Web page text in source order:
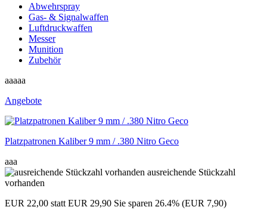
Abwehrspray
Gas- & Signalwaffen
Luftdruckwaffen
Messer
Munition
Zubehör
aaaaa
Angebote
Platzpatronen Kaliber 9 mm / .380 Nitro Geco
aaa
ausreichende Stückzahl
vorhanden
EUR 22,00 statt EUR 29,90 Sie sparen 26.4% (EUR 7,90)